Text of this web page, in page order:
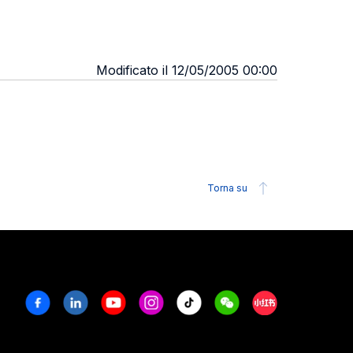
Modificato il 12/05/2005 00:00
Torna su
FacebookLinkedinYoutubeInstagram
Tiktok WeechatXiaohongshu/